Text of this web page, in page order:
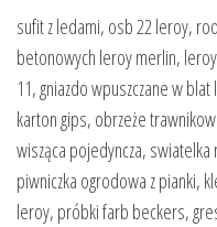
sufit z ledami, osb 22 leroy,
betonowych leroy merlin,
11, gniazdo wpuszczane w
karton gips, obrzeże
wisząca pojedyncza,
piwniczka ogrodowa z pianki,
leroy, próbki farb beckers,